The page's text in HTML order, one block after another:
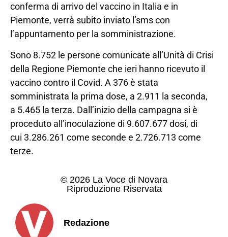
conferma di arrivo del vaccino in Italia e in
Piemonte, verrà subito inviato l’sms con
l’appuntamento per la somministrazione.
Sono 8.752 le persone comunicate all’Unità di Crisi
della Regione Piemonte che ieri hanno ricevuto il
vaccino contro il Covid. A 376 è stata
somministrata la prima dose, a 2.911 la seconda,
a 5.465 la terza. Dall’inizio della campagna si è
proceduto all’inoculazione di 9.607.677 dosi, di
cui 3.286.261 come seconde e 2.726.713 come
terze.
© 2026 La Voce di Novara
Riproduzione Riservata
Redazione